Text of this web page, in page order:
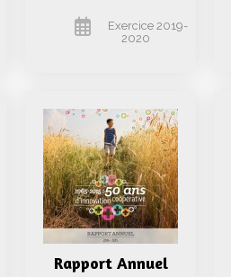
Exercice 2019-
2020
Rapport Annuel